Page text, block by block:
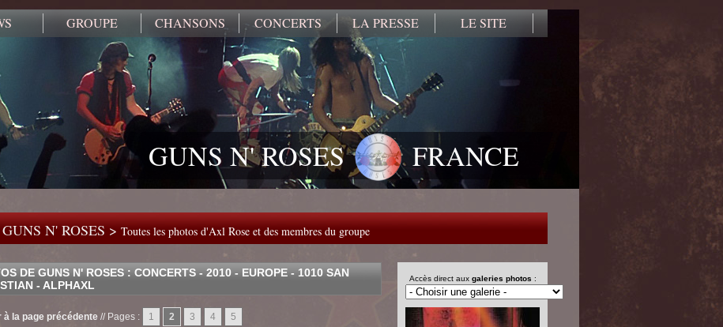
GROUPE CHANSONS CONCERTS LA PRESSE LE SITE
GUNS N' ROSES FRANCE
N' ROSES > Toutes les photos d'Axl Rose et des membres du groupe
DE GUNS N' ROSES : CONCERTS - 2010 - EUROPE - 1010 SAN
- ALPHAXL
à la page précédente // Pages : 1 2 3 4 5
Accès direct aux galeries photos :